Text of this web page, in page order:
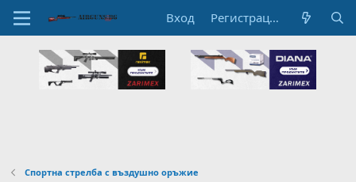
Вход Регистрация
Спортна стрелба с въздушно оръжие